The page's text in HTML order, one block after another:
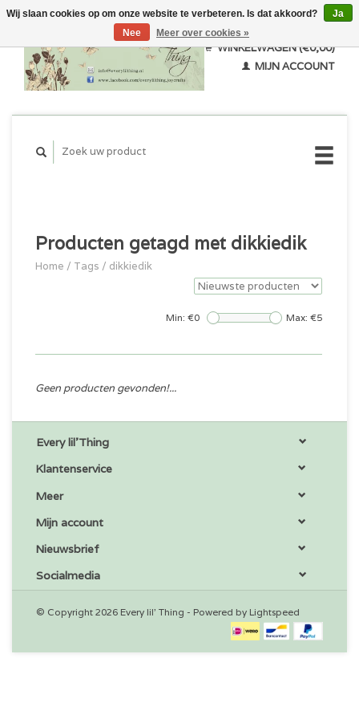
WINKELWAGEN (€0,00)
MIJN ACCOUNT
Producten getagd met dikkiedik
Home / Tags / dikkiedik
Min: €0 Max: €5
Geen producten gevonden!...
Every lil'Thing
Klantenservice
Meer
Mijn account
Nieuwsbrief
Socialmedia
© Copyright 2026 Every lil' Thing - Powered by Lightspeed
Wij slaan cookies op om onze website te verbeteren. Is dat akkoord?
Ja
Nee
Meer over cookies »